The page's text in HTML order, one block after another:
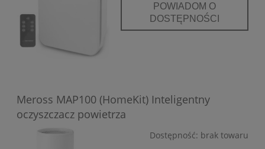
POWIADOM O
DOSTĘPNOŚCI
Meross MAP100 (HomeKit) Inteligentny
oczyszczacz powietrza
Dostępność: brak towaru